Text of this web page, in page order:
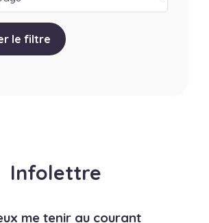
le filtre
Infolettre
me tenir au courant